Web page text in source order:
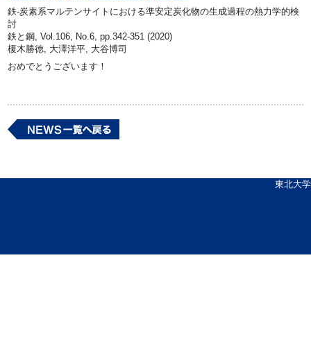
鉄-炭素系マルテンサイトにおける準安定炭化物の生成過程の熱力学的検
討
鉄と鋼, Vol.106, No.6, pp.342-351 (2020)
榎木勝徳, 大澤洋平, 大谷博司
おめでとうございます！
東北大